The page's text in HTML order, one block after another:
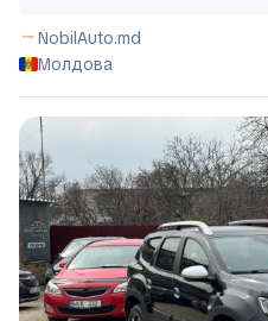
NobilAuto.md
Молдова